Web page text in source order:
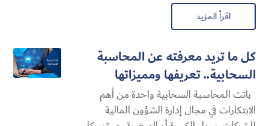
اقرأ المزيد
كل ما تريد معرفته عن المحاسبة
السحابية​.. تعريفها ومميزاتها
باتت المحاسبة السحابية​ واحدة من أهم
الابتكارات في مجال إدارة الشؤون المالية